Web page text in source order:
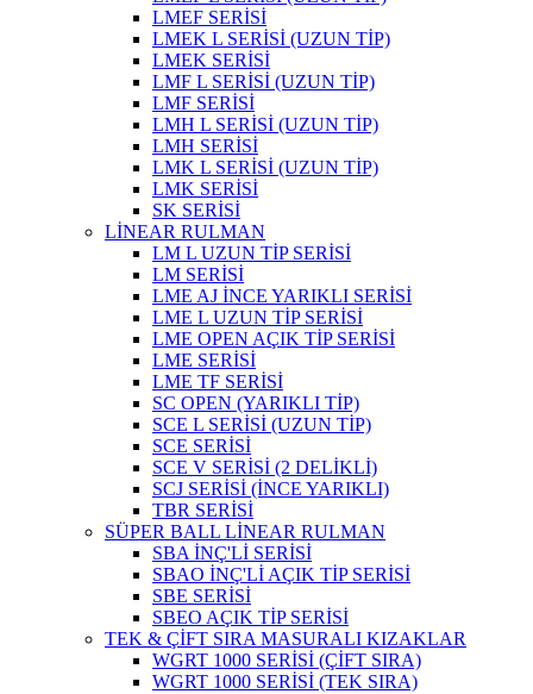
LMEF SERİSİ
LMEK L SERİSİ (UZUN TİP)
LMEK SERİSİ
LMF L SERİSİ (UZUN TİP)
LMF SERİSİ
LMH L SERİSİ (UZUN TİP)
LMH SERİSİ
LMK L SERİSİ (UZUN TİP)
LMK SERİSİ
SK SERİSİ
LİNEAR RULMAN
LM L UZUN TİP SERİSİ
LM SERİSİ
LME AJ İNCE YARIKLI SERİSİ
LME L UZUN TİP SERİSİ
LME OPEN AÇIK TİP SERİSİ
LME SERİSİ
LME TF SERİSİ
SC OPEN (YARIKLI TİP)
SCE L SERİSİ (UZUN TİP)
SCE SERİSİ
SCE V SERİSİ (2 DELİKLİ)
SCJ SERİSİ (İNCE YARIKLI)
TBR SERİSİ
SÜPER BALL LİNEAR RULMAN
SBA İNÇ'Lİ SERİSİ
SBAO İNÇ'Lİ AÇIK TİP SERİSİ
SBE SERİSİ
SBEO AÇIK TİP SERİSİ
TEK & ÇİFT SIRA MASURALI KIZAKLAR
WGRT 1000 SERİSİ (ÇİFT SIRA)
WGRT 1000 SERİSİ (TEK SIRA)